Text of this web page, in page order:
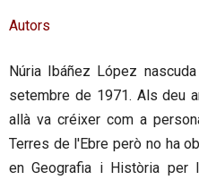
Autors
Núria Ibáñez López
setembre de 1971. Als deu
allà va créixer com a
Terres de l'Ebre però no ha
en Geografia i Història per